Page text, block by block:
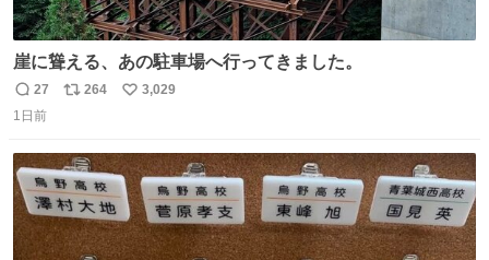
崖に聳える、あの駐車場へ行ってきました。
返
信
27
リ
ト
数
264
い
数
3,029
1日前